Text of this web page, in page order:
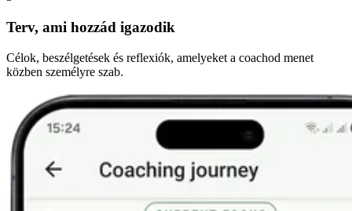
Terv, ami hozzád igazodik
Célok, beszélgetések és reflexiók, amelyeket a coachod menet
közben személyre szab.